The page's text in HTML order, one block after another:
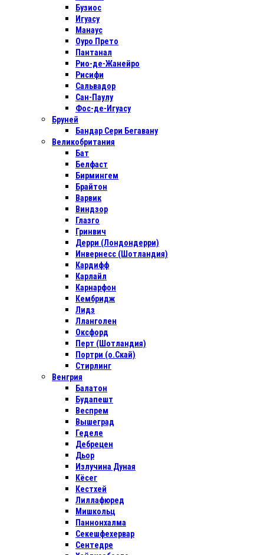
Бузиос
Игуасу
Манаус
Оуро Прето
Пантанал
Рио-де-Жанейро
Рисифи
Сальвадор
Сан-Паулу
Фос-де-Игуасу
Бруней
Бандар Сери Бегавану
Великобритания
Бат
Белфаст
Бирмингем
Брайтон
Варвик
Виндзор
Глазго
Гринвич
Дерри (Лондондерри)
Инвернесс (Шотландия)
Кардифф
Карлайл
Карнарфон
Кембридж
Лидз
Лланголен
Оксфорд
Перт (Шотландия)
Портри (о.Скай)
Стирлинг
Венгрия
Балатон
Будапешт
Веспрем
Вышеград
Геделе
Дебрецен
Дьор
Излучина Дуная
Кёсег
Кестхей
Лиллафюред
Мишкольц
Паннонхалма
Секешфехервар
Сентедре